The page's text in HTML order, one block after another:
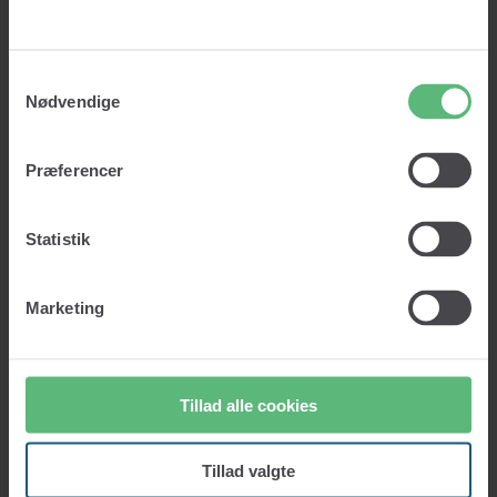
Nødvendige
Præferencer
Statistik
Marketing
Tillad alle cookies
Tillad valgte
Kontakt
Kom i gang
Lad os vaske dine data!